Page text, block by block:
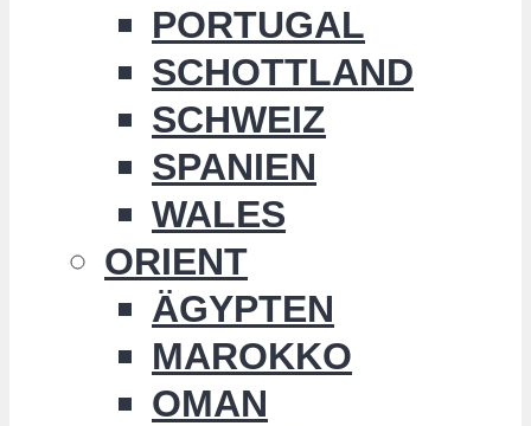
PORTUGAL
SCHOTTLAND
SCHWEIZ
SPANIEN
WALES
ORIENT
ÄGYPTEN
MAROKKO
OMAN